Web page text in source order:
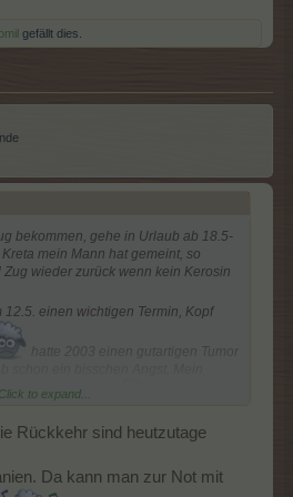
gefällt dies.
bekommen, gehe in Urlaub ab 18.5-
mein Mann hat gemeint, so
wieder zurück wenn kein Kerosin
12.5. einen wichtigen Termin, Kopf
hatte 2003 einen gutartigen Tumor
Click to expand...
Rückkehr sind heutzutage
Da kann man zur Not mit